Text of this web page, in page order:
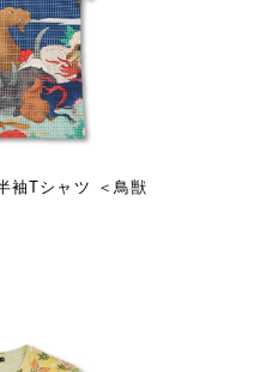
袖Tシャツ ＜鳥獣